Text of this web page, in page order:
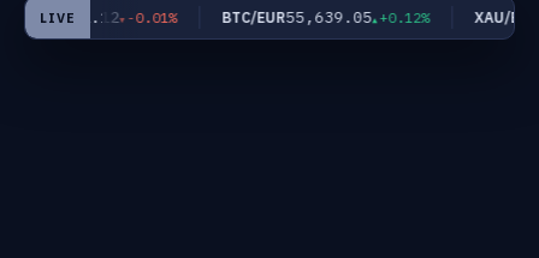
LIVE
JPY182.12 -0.01% BTC/EUR55,639.05 +0.12% XAU/EUR